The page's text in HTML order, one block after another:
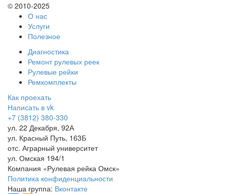
© 2010-2025
О нас
Услуги
Полезное
Диагностика
Ремонт рулевых реек
Рулевые рейки
Ремкомплекты
Как проехать
Написать в vk
+7 (3812) 380-330
ул. 22 Декабря, 92А
ул. Красный Путь, 163Б
отс. Аграрный университет
ул. Омская 194/1
Компания «Рулевая рейка Омск»
Политика конфиденциальности
Наша группа: Вконтакте